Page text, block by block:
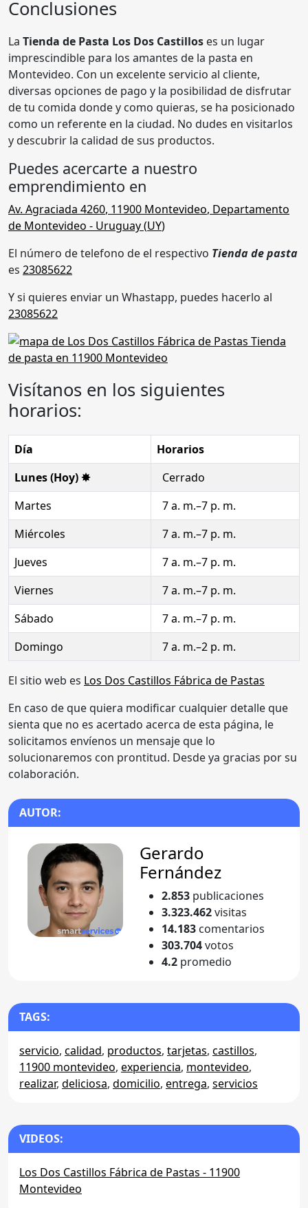
Conclusiones
La Tienda de Pasta Los Dos Castillos es un lugar
imprescindible para los amantes de la pasta en
Montevideo. Con un excelente servicio al cliente,
diversas opciones de pago y la posibilidad de disfrutar
de tu comida donde y como quieras, se ha posicionado
como un referente en la ciudad. No dudes en visitarlos
y descubrir la calidad de sus productos.
Puedes acercarte a nuestro
emprendimiento en
Av. Agraciada 4260, 11900 Montevideo, Departamento
de Montevideo - Uruguay (UY)
El número de telefono de el respectivo Tienda de pasta
es 23085622
Y si quieres enviar un Whastapp, puedes hacerlo al
23085622
Visítanos en los siguientes
horarios:
Día
Horarios
Lunes (Hoy) ✸
Cerrado
Martes
7 a. m.–7 p. m.
Miércoles
7 a. m.–7 p. m.
Jueves
7 a. m.–7 p. m.
Viernes
7 a. m.–7 p. m.
Sábado
7 a. m.–7 p. m.
Domingo
7 a. m.–2 p. m.
El sitio web es Los Dos Castillos Fábrica de Pastas
En caso de que quiera modificar cualquier detalle que
sienta que no es acertado acerca de esta página, le
solicitamos envíenos un mensaje que lo
solucionaremos con prontitud. Desde ya gracias por su
colaboración.
AUTOR:
Gerardo
Fernández
2.853 publicaciones
3.323.462visitas
14.183 comentarios
303.704votos
4.2 promedio
TAGS:
servicio, calidad, productos, tarjetas, castillos,
11900 montevideo, experiencia, montevideo,
realizar, deliciosa, domicilio, entrega, servicios
VIDEOS:
Los Dos Castillos Fábrica de Pastas - 11900
Montevideo